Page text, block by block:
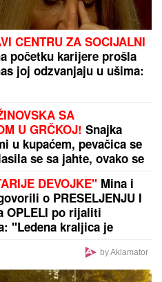
I MUŽA NAKON
a evo kako pevačica
Gori
pevačica: Nakon
saradnica joj pucala u